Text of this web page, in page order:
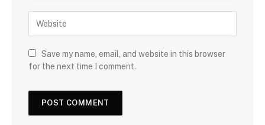
Save my name, email, and website in this browser
for the next time I comment.